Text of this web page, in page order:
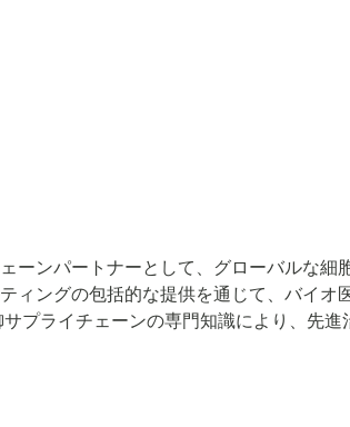
ンパートナーとして、グローバルな
ングの包括的な提供を通じて、バイオ
ライチェーンの専門知識により、先進